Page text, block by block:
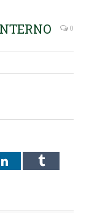
0
LinkedInTumblr